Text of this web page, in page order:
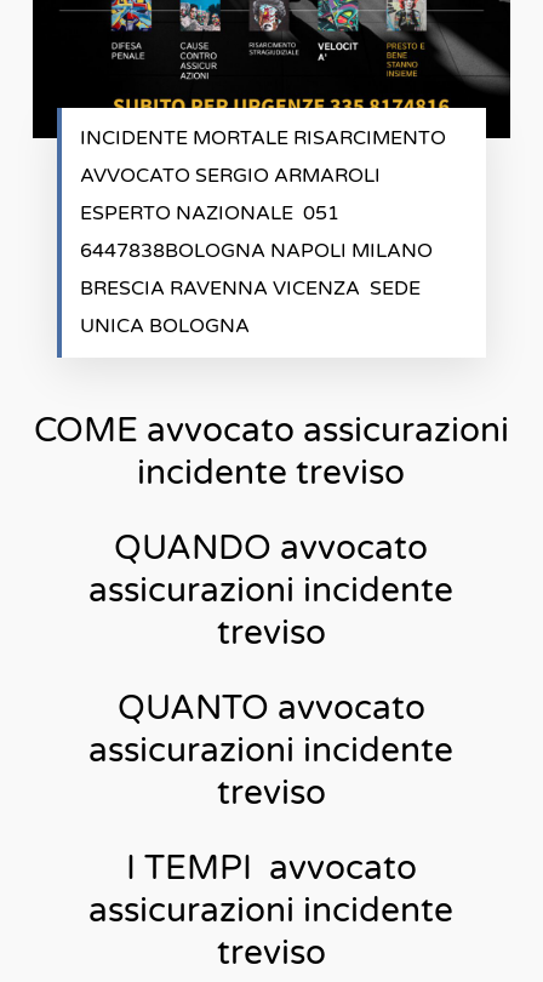
INCIDENTE MORTALE RISARCIMENTO
AVVOCATO SERGIO ARMAROLI
ESPERTO NAZIONALE 051
6447838BOLOGNA NAPOLI MILANO
BRESCIA RAVENNA VICENZA SEDE
UNICA BOLOGNA
COME avvocato assicurazioni
incidente treviso
QUANDO avvocato
assicurazioni incidente
treviso
QUANTO avvocato
assicurazioni incidente
treviso
I TEMPI avvocato
assicurazioni incidente
treviso